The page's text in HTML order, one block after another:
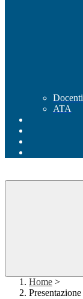
Docenti
ATA
Home >